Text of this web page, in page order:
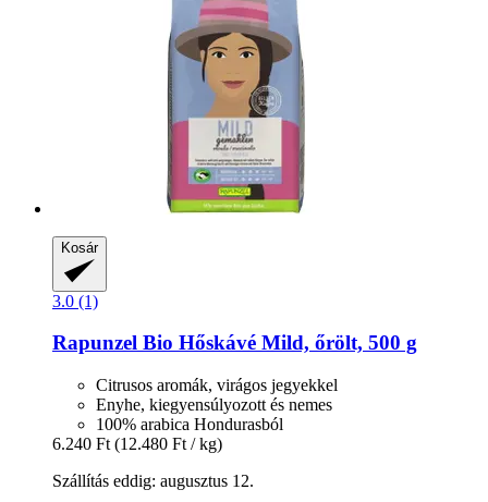
Kosár
3.0 (1)
Rapunzel Bio Hőskávé Mild, őrölt, 500 g
Citrusos aromák, virágos jegyekkel
Enyhe, kiegyensúlyozott és nemes
100% arabica Hondurasból
6.240 Ft (12.480 Ft / kg)
Szállítás eddig: augusztus 12.